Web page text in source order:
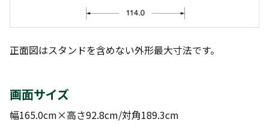
正面図はスタンドを含めない外形最大寸法です。
画面サイズ
幅165.0cm×高さ92.8cm/対角189.3cm